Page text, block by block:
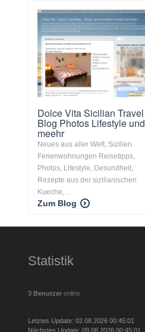
Dolce Vita Sicilian Travel
Blog Photos Lifestyle und
meehr
Neues aus aller Welt, Sizilien
Ferienwohnungen Reisetipps,
Photos, Lifestyle, Gesundheit,
Rezepte aus der sizilianischen
Kueche, ...
Zum Blog
Statistik
3 Benutzer online
Letztes Update: 02.08.2026 00:45:01
Nächstes Update: 09.08.2026 00:45:01